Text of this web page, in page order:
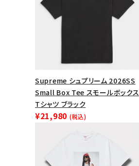
Supreme シュプリーム 2026SS
Small Box Tee スモールボックス
Tシャツ ブラック
¥21,980 (税込)